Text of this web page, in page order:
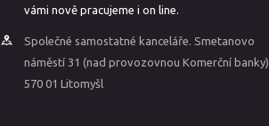
vámi nově pracujeme i on line.
Společné samostatné kanceláře. Smetanovo
náměstí 31 (nad provozovnou Komerční banky)
570 01 Litomyšl